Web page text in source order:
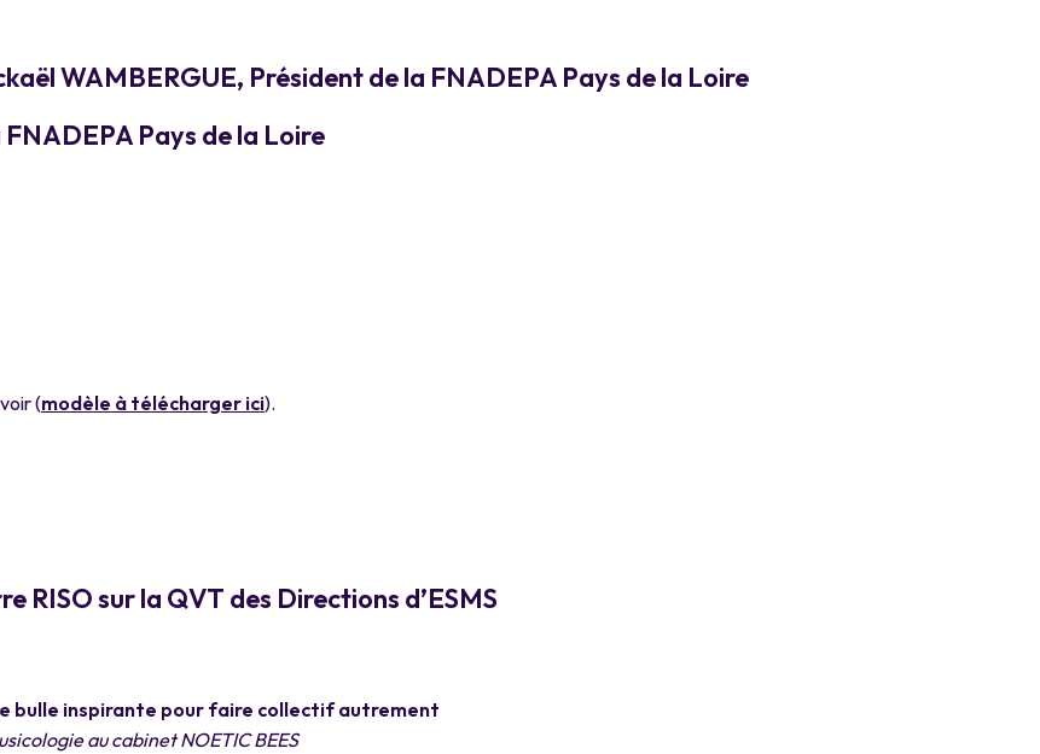
WAMBERGUE, Président de la FNADEPA Pays de la Loire
Pays de la Loire
(modèle à télécharger ici).
RISO sur la QVT des Directions d’ESMS
bulle inspirante pour faire collectif autrement
au cabinet NOETIC BEES